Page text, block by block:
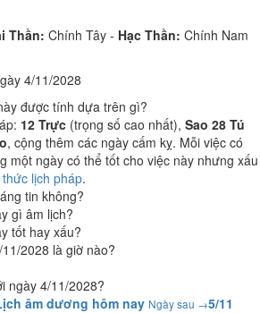
Thần: Chính Tây - Hạc Thần: Chính Nam
4/11/2028
được tính dựa trên gì?
12 Trực (trọng số cao nhất), Sao 28 Tú
, cộng thêm các ngày cấm kỵ. Mỗi việc có
một ngày có thể tốt cho việc này nhưng xấu
lịch pháp.
tin không?
gì âm lịch?
tốt hay xấu?
2028 là giờ nào?
ngày 4/11/2028?
âm dương hôm nay Ngày sau →5/11